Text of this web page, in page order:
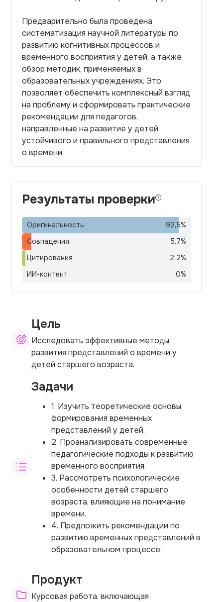
Предварительно была проведена
систематизация научной литературы по
развитию когнитивных процессов и
временного восприятия у детей, а также
обзор методик, применяемых в
образовательных учреждениях. Это
позволяет обеспечить комплексный взгляд
на проблему и сформировать практические
рекомендации для педагогов,
направленные на развитие у детей
устойчивого и правильного представления
о времени.
Результаты проверки
Оригинальность 92,5%
Совпадения
5,7%
Цитирования
2,2%
ИИ-контент
0%
Цель
Исследовать эффективные методы
развития представлений о времени у
детей старшего возраста.
Задачи
1. Изучить теоретические основы
формирования временных
представлений у детей.
2. Проанализировать современные
педагогические подходы к развитию
временного восприятия.
3. Рассмотреть психологические
особенности детей старшего
возраста, влияющие на понимание
времени.
4. Предложить рекомендации по
развитию временных представлений в
образовательном процессе.
Продукт
Курсовая работа, включающая